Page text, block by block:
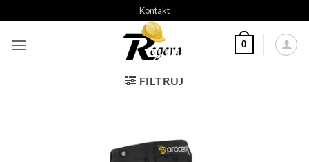
do
treści
Kontakt
0
FILTRUJ